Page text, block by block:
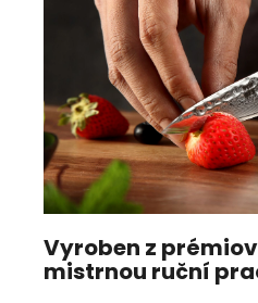
Vyroben z
mistrnou ruční